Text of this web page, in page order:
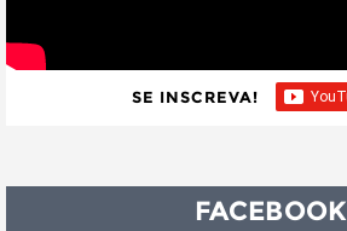
SE INSCREVA!
FACEBOOK